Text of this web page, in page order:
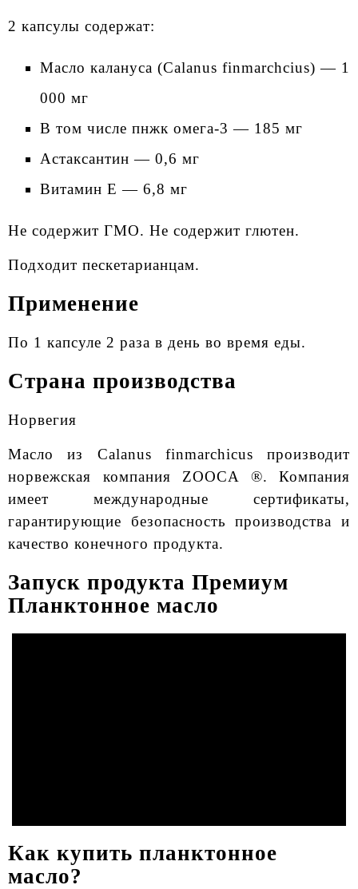
2 капсулы содержат:
Масло калануса (Calanus finmarchсius) — 1
000 мг
В том числе пнжк омега-3 — 185 мг
Астаксантин — 0,6 мг
Витамин Е — 6,8 мг
Не содержит ГМО. Не содержит глютен.
Подходит пескетарианцам.
Применение
По 1 капсуле 2 раза в день во время еды.
Страна производства
Норвегия
Масло из Calanus finmarchicus производит
норвежская компания ZOOCA ®. Компания
имеет международные сертификаты,
гарантирующие безопасность производства и
качество конечного продукта.
Запуск продукта Премиум
Планктонное масло
Как купить планктонное
масло?